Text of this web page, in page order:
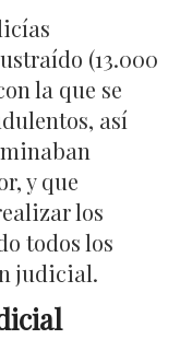
(13.000
la que se
así
y que
los
todos los
judicial.